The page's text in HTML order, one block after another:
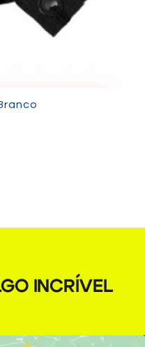
INCRÍVEL